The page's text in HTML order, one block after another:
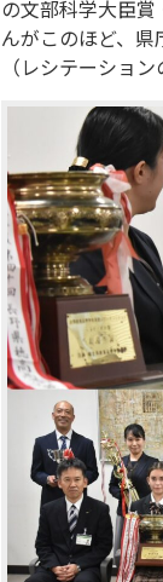
の文部科学大臣
んがこのほど、
（レシテーショ